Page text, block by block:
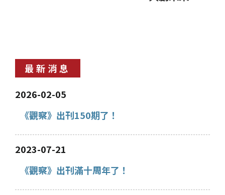
最新消息
2026-02-05
《觀察》出刊150期了！
2023-07-21
《觀察》出刊滿十周年了！